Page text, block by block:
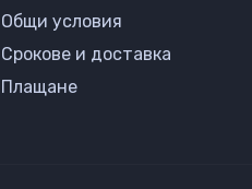
Общи условия
Срокове и доставка
Плащане